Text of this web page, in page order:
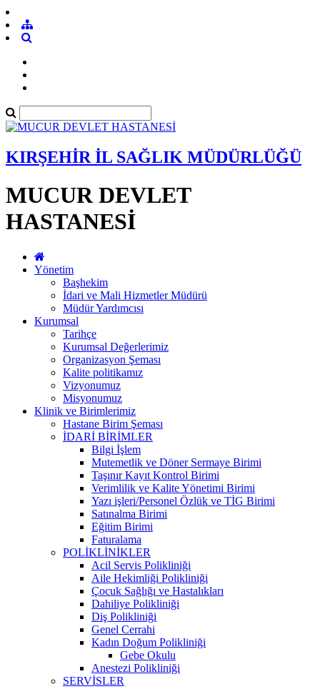
KIRŞEHİR İL SAĞLIK MÜDÜRLÜĞÜ
MUCUR DEVLET
HASTANESİ
Yönetim
Başhekim
İdari ve Mali Hizmetler Müdürü
Müdür Yardımcısı
Kurumsal
Tarihçe
Kurumsal Değerlerimiz
Organizasyon Şeması
Kalite politikamız
Vizyonumuz
Misyonumuz
Klinik ve Birimlerimiz
Hastane Birim Şeması
İDARİ BİRİMLER
Bilgi İşlem
Mutemetlik ve Döner Sermaye Birimi
Taşınır Kayıt Kontrol Birimi
Verimlilik ve Kalite Yönetimi Birimi
Yazı işleri/Personel Özlük ve TİG Birimi
Satınalma Birimi
Eğitim Birimi
Faturalama
POLİKLİNİKLER
Acil Servis Polikliniği
Aile Hekimliği Polikliniği
Çocuk Sağlığı ve Hastalıkları
Dahiliye Polikliniği
Diş Polikliniği
Genel Cerrahi
Kadın Doğum Polikliniği
Gebe Okulu
Anestezi Polikliniği
SERVİSLER